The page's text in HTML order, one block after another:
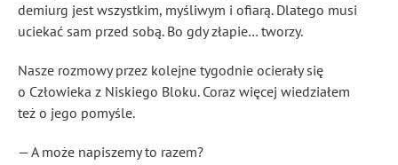
demiurg jest wszystkim, myśliwym i ofiarą. Dlatego musi
uciekać sam przed sobą. Bo gdy złapie… tworzy.
Nasze rozmowy przez kolejne tygodnie ocierały się
o Człowieka z Niskiego Bloku. Coraz więcej wiedziałem
też o jego pomyśle.
— A może napiszemy to razem?